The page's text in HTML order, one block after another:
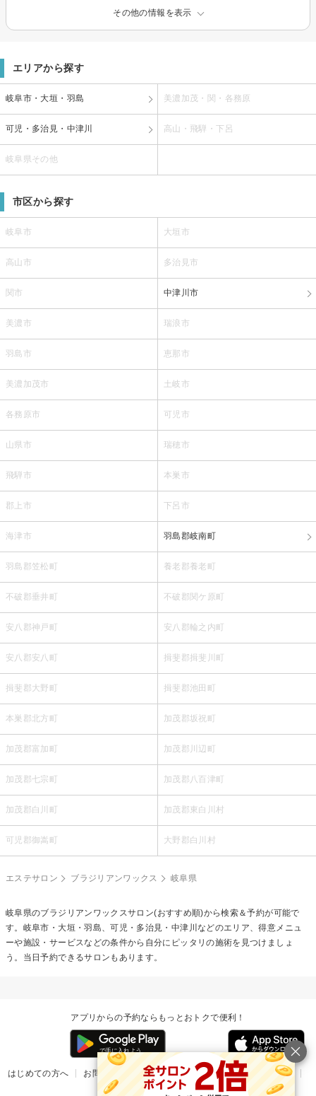
その他の情報を表示
エリアから探す
岐阜市・大垣・羽島 美濃加茂・関・各務原
可児・多治見・中津川 高山・飛騨・下呂
岐阜県その他
市区から探す
岐阜市 大垣市
高山市 多治見市
関市 中津川市
美濃市 瑞浪市
羽島市 恵那市
美濃加茂市 土岐市
各務原市 可児市
山県市 瑞穂市
飛騨市 本巣市
郡上市 下呂市
海津市 羽島郡岐南町
羽島郡笠松町 養老郡養老町
不破郡垂井町 不破郡関ケ原町
安八郡神戸町 安八郡輪之内町
安八郡安八町 揖斐郡揖斐川町
揖斐郡大野町 揖斐郡池田町
本巣郡北方町 加茂郡坂祝町
加茂郡富加町 加茂郡川辺町
加茂郡七宗町 加茂郡八百津町
加茂郡白川町 加茂郡東白川村
可児郡御嵩町 大野郡白川村
エステサロン ブラジリアンワックス 岐阜県
岐阜県のブラジリアンワックスサロン(おすすめ順)から検索＆予約が可能で
す。岐阜市・大垣・羽島、可児・多治見・中津川などのエリア、得意メニュ
ーや施設・サービスなどの条件から自分にピッタリの施術を見つけましょ
う。当日予約できるサロンもあります。
アプリからの予約ならもっとおトクで便利！
はじめての方へ お問い合わせ ヘルプ リリース情報
利用規約
掲載ご希望のサロン様